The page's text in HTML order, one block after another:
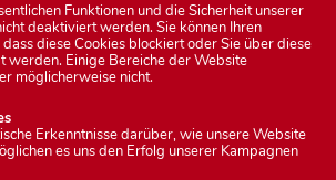
Datenschutzerklärung
Impressum
Funktionen und die Sicherheit unserer
deaktiviert werden. Sie können Ihren
diese Cookies blockiert oder Sie über diese
werden. Einige Bereiche der Website
möglicherweise nicht.
Erkenntnisse darüber, wie unsere Website
es uns den Erfolg unserer Kampagnen